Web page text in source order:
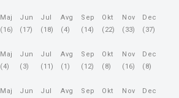
Maj
(16)
Jun
(17)
Jul
(18)
Avg
(4)
Sep
(14)
Okt
(22)
Nov
(33)
Dec
(37)
Maj
(4)
Jun
(3)
Jul
(11)
Avg
(1)
Sep
(12)
Okt
(8)
Nov
(16)
Dec
(8)
Maj
Jun
Jul
Avg
Sep
Okt
Nov
Dec